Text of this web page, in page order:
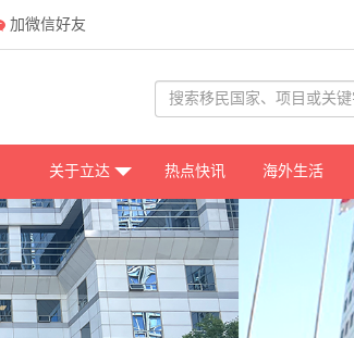
加微信好友
关于立达 热点快讯 海外生活